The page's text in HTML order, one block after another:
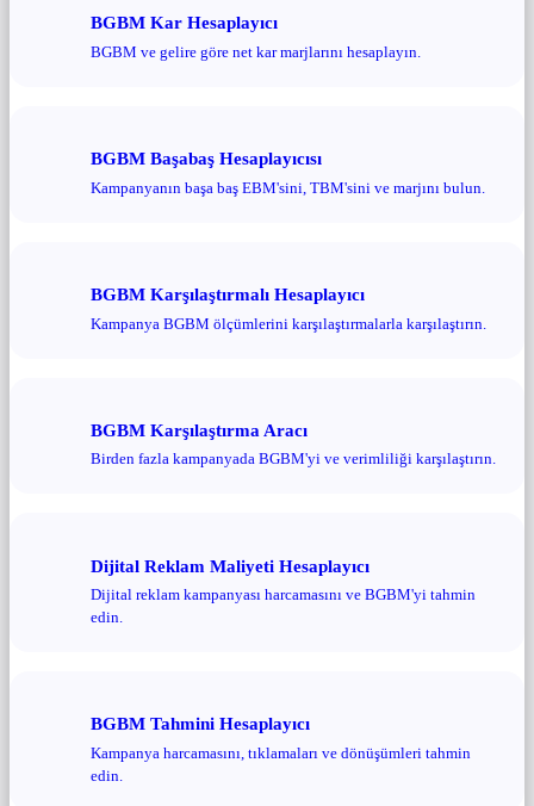
BGBM Kar Hesaplayıcı
BGBM ve gelire göre net kar marjlarını hesaplayın.
BGBM Başabaş Hesaplayıcısı
Kampanyanın başa baş EBM'sini, TBM'sini ve marjını bulun.
BGBM Karşılaştırmalı Hesaplayıcı
Kampanya BGBM ölçümlerini karşılaştırmalarla karşılaştırın.
BGBM Karşılaştırma Aracı
Birden fazla kampanyada BGBM'yi ve verimliliği karşılaştırın.
Dijital Reklam Maliyeti Hesaplayıcı
Dijital reklam kampanyası harcamasını ve BGBM'yi tahmin
edin.
BGBM Tahmini Hesaplayıcı
Kampanya harcamasını, tıklamaları ve dönüşümleri tahmin
edin.